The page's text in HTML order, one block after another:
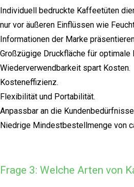
Individuell bedruckte Kaffeetüten
nur vor äußeren Einflüssen wie
Informationen der Marke
Großzügige Druckfläche für optimale
Wiederverwendbarkeit spart Kosten.
Kosteneffizienz.
Flexibilität und Portabilität.
Anpassbar an die
Niedrige Mindestbestellmenge von
Frage 3: Welche Arten von